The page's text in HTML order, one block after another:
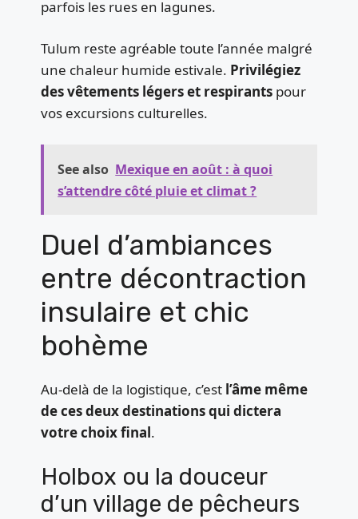
parfois les rues en lagunes.
Tulum reste agréable toute l’année malgré
une chaleur humide estivale. Privilégiez
des vêtements légers et respirants pour
vos excursions culturelles.
See also Mexique en août : à quoi
s’attendre côté pluie et climat ?
Duel d’ambiances
entre décontraction
insulaire et chic
bohème
Au-delà de la logistique, c’est l’âme même
de ces deux destinations qui dictera
votre choix final.
Holbox ou la douceur
d’un village de pêcheurs